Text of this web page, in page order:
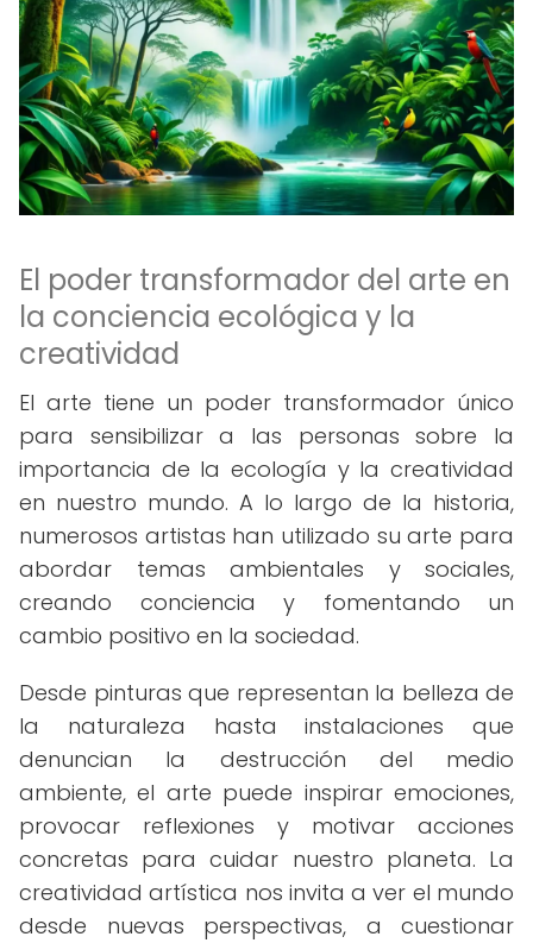
El poder transformador del arte en
la conciencia ecológica y la
creatividad
El arte tiene un poder transformador único
para sensibilizar a las personas sobre la
importancia de la ecología y la creatividad
en nuestro mundo. A lo largo de la historia,
numerosos artistas han utilizado su arte para
abordar temas ambientales y sociales,
creando conciencia y fomentando un
cambio positivo en la sociedad.
Desde pinturas que representan la belleza de
la naturaleza hasta instalaciones que
denuncian la destrucción del medio
ambiente, el arte puede inspirar emociones,
provocar reflexiones y motivar acciones
concretas para cuidar nuestro planeta. La
creatividad artística nos invita a ver el mundo
desde nuevas perspectivas, a cuestionar